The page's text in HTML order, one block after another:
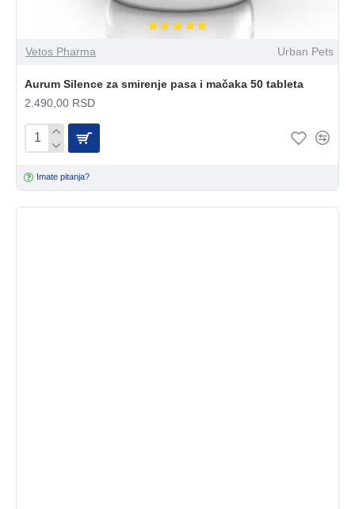
Vetos Pharma Urban Pets
Aurum Silence za smirenje pasa i mačaka 50 tableta
2.490,00 RSD
Imate pitanja?